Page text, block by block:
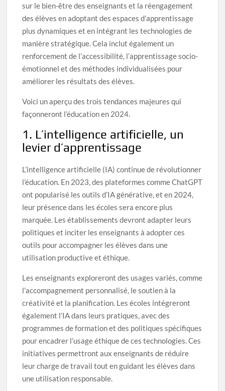
sur le bien-être des enseignants et la réengagement
des élèves en adoptant des espaces d’apprentissage
plus dynamiques et en intégrant les technologies de
manière stratégique. Cela inclut également un
renforcement de l’accessibilité, l’apprentissage socio-
émotionnel et des méthodes individualisées pour
améliorer les résultats des élèves.
Voici un aperçu des trois tendances majeures qui
façonneront l’éducation en 2024.
1. L’intelligence artificielle, un
levier d’apprentissage
L’intelligence artificielle (IA) continue de révolutionner
l’éducation. En 2023, des plateformes comme ChatGPT
ont popularisé les outils d’IA générative, et en 2024,
leur présence dans les écoles sera encore plus
marquée. Les établissements devront adapter leurs
politiques et inciter les enseignants à adopter ces
outils pour accompagner les élèves dans une
utilisation productive et éthique.
Les enseignants exploreront des usages variés, comme
l’accompagnement personnalisé, le soutien à la
créativité et la planification. Les écoles intégreront
également l’IA dans leurs pratiques, avec des
programmes de formation et des politiques spécifiques
pour encadrer l’usage éthique de ces technologies. Ces
initiatives permettront aux enseignants de réduire
leur charge de travail tout en guidant les élèves dans
une utilisation responsable.